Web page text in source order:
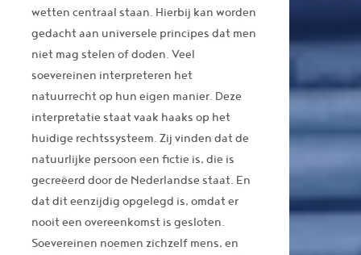
wetten centraal staan. Hierbij kan worden
gedacht aan universele principes dat men
niet mag stelen of doden. Veel
soevereinen interpreteren het
natuurrecht op hun eigen manier. Deze
interpretatie staat vaak haaks op het
huidige rechtssysteem. Zij vinden dat de
natuurlijke persoon een fictie is, die is
gecreëerd door de Nederlandse staat. En
dat dit eenzijdig opgelegd is, omdat er
nooit een overeenkomst is gesloten.
Soevereinen noemen zichzelf mens, en